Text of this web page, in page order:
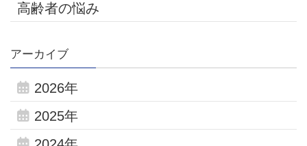
高齢者の悩み
アーカイブ
2026年
2025年